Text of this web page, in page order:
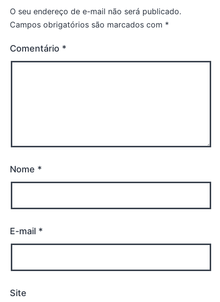
O seu endereço de e-mail não será publicado.
Campos obrigatórios são marcados com *
Comentário *
Nome *
E-mail *
Site